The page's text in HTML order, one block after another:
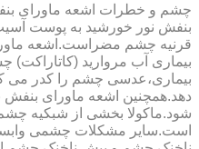
چشم و خطرات اشعه ماورای
بنفش نور خورشید به پوست
بیماری آب مروارید (کاتاراکت)
بیماری،عدسی چشم را کدر می
دهد.همچنین اشعه ماورای
شود.ماکولا بخشی از شبکیه
است.سایر مشکلات چشمی